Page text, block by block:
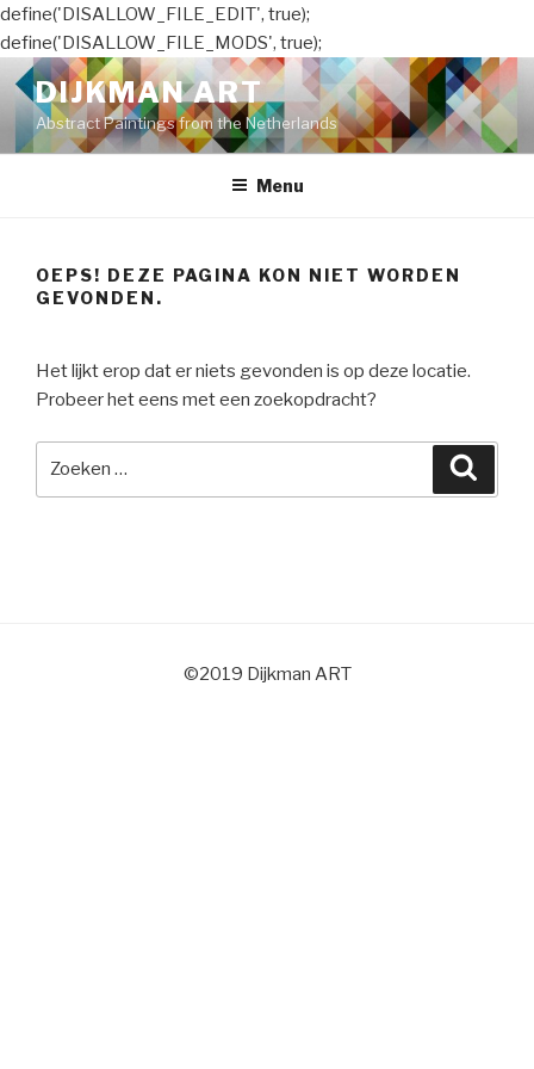
define('DISALLOW_FILE_EDIT', true);
define('DISALLOW_FILE_MODS', true);
Naar
de
inhoud
springen
DIJKMAN ART
Abstract Paintings from the Netherlands
Menu
OEPS! DEZE PAGINA KON NIET WORDEN
GEVONDEN.
Het lijkt erop dat er niets gevonden is op deze locatie.
Probeer het eens met een zoekopdracht?
©2019 Dijkman ART